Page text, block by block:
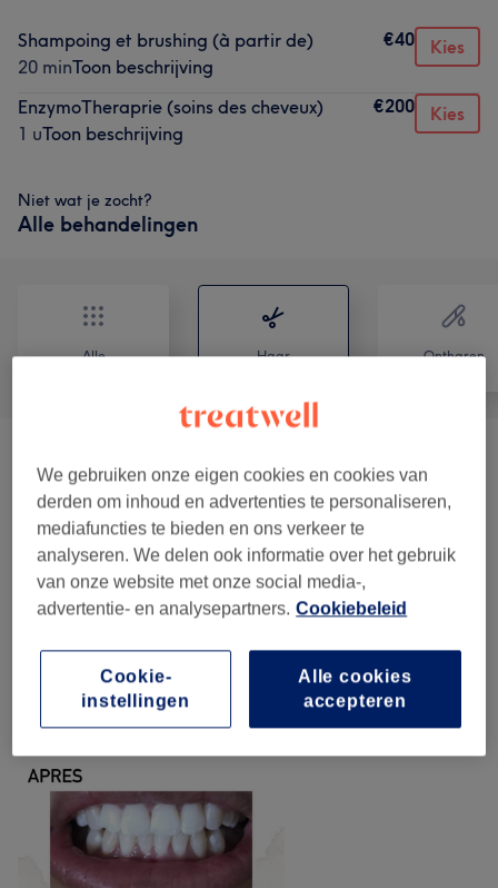
Shampoing et brushing (à partir de)
20 minToon beschrijving
€40 Kies
EnzymoTheraprie (soins des cheveux)
1 uToon beschrijving
€200 Kies
Niet wat je zocht?
Alle behandelingen
Alle Haar Ontharen
Coiffure vanaf €40
Ons werk
Klik op de afbeelding voor meer details
We gebruiken onze eigen cookies en cookies van
derden om inhoud en advertenties te personaliseren,
mediafuncties te bieden en ons verkeer te
analyseren. We delen ook informatie over het gebruik
van onze website met onze social media-,
advertentie- en analysepartners. Cookiebeleid
Alle cookies
accepteren
Cookie-
instellingen